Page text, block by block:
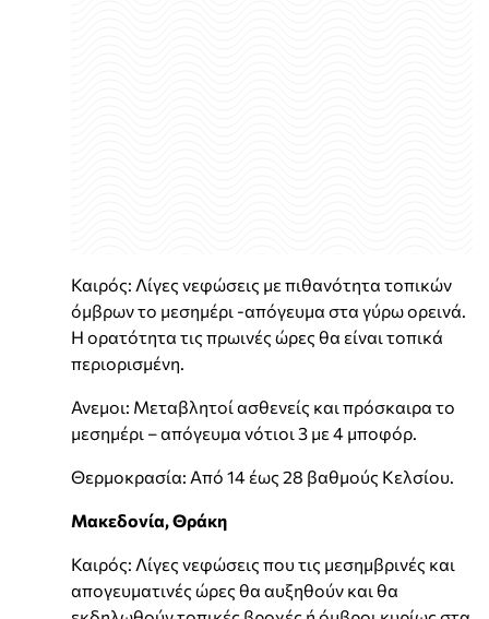
Καιρός: Λίγες νεφώσεις με πιθανότητα τοπικών
όμβρων το μεσημέρι -απόγευμα στα γύρω ορεινά.
Η ορατότητα τις πρωινές ώρες θα είναι τοπικά
περιορισμένη.
Ανεμοι: Μεταβλητοί ασθενείς και πρόσκαιρα το
μεσημέρι – απόγευμα νότιοι 3 με 4 μποφόρ.
Θερμοκρασία: Από 14 έως 28 βαθμούς Κελσίου.
Μακεδονία, Θράκη
Καιρός: Λίγες νεφώσεις που τις μεσημβρινές και
απογευματινές ώρες θα αυξηθούν και θα